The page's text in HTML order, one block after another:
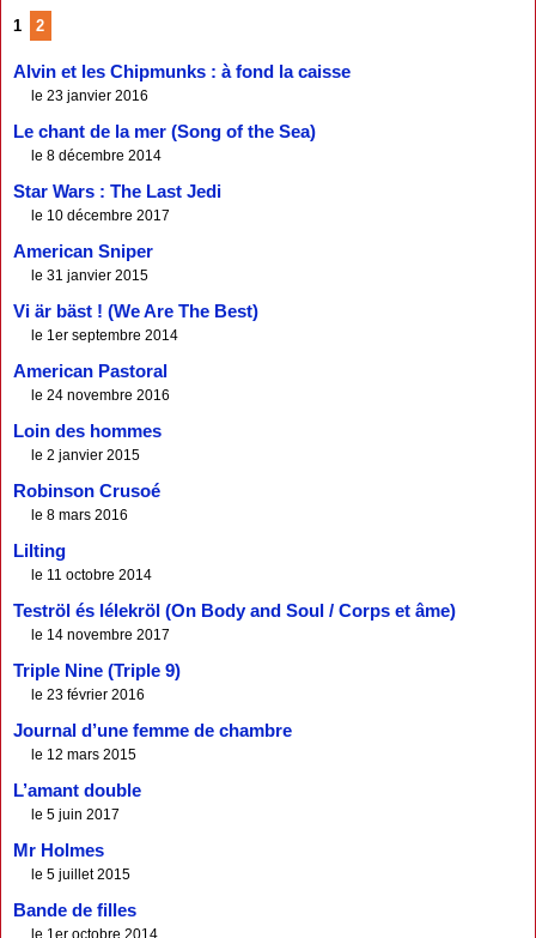
1 2
Alvin et les Chipmunks : à fond la caisse
le 23 janvier 2016
Le chant de la mer (Song of the Sea)
le 8 décembre 2014
Star Wars : The Last Jedi
le 10 décembre 2017
American Sniper
le 31 janvier 2015
Vi är bäst ! (We Are The Best)
le 1er septembre 2014
American Pastoral
le 24 novembre 2016
Loin des hommes
le 2 janvier 2015
Robinson Crusoé
le 8 mars 2016
Lilting
le 11 octobre 2014
Teströl és lélekröl (On Body and Soul / Corps et âme)
le 14 novembre 2017
Triple Nine (Triple 9)
le 23 février 2016
Journal d’une femme de chambre
le 12 mars 2015
L’amant double
le 5 juin 2017
Mr Holmes
le 5 juillet 2015
Bande de filles
le 1er octobre 2014